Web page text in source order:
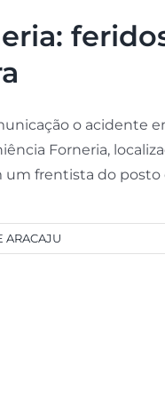
o acidente
Forneria,
um frentista do posto
ARACAJU